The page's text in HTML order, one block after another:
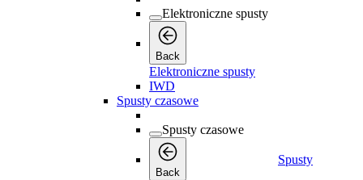
Elektroniczne spusty
Back
Elektroniczne spusty
IWD
Spusty czasowe
Spusty czasowe
Back
Spusty